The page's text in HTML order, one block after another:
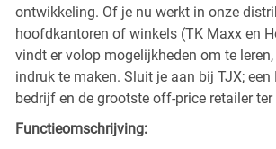
ontwikkeling. Of je nu werkt in onze
hoofdkantoren of winkels (TK Maxx en
vindt er volop mogelijkheden om te leren,
indruk te maken. Sluit je aan bij TJX; een
bedrijf en de grootste off-price retailer ter
Functieomschrijving: